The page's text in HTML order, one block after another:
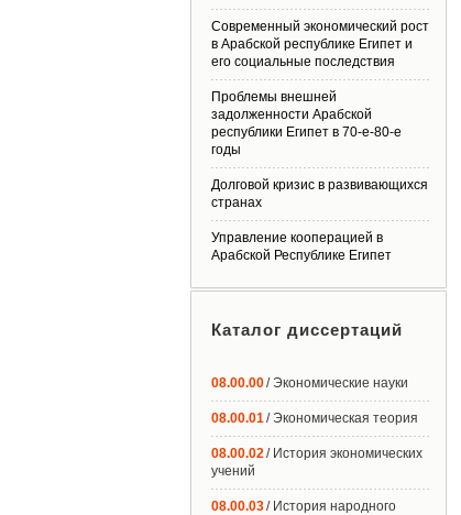
Современный экономический рост
в Арабской республике Египет и
его социальные последствия
Проблемы внешней
задолженности Арабской
республики Египет в 70-е-80-е
годы
Долговой кризис в развивающихся
странах
Управление кооперацией в
Арабской Республике Египет
Каталог диссертаций
08.00.00/ Экономические науки
08.00.01/ Экономическая теория
08.00.02/ История экономических
учений
08.00.03/ История народного